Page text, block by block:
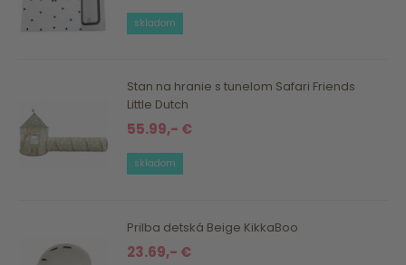
skladom
Stan na hranie s tunelom Safari Friends
Little Dutch
55.99,- €
skladom
Prilba detská Beige KikkaBoo
23.69,- €